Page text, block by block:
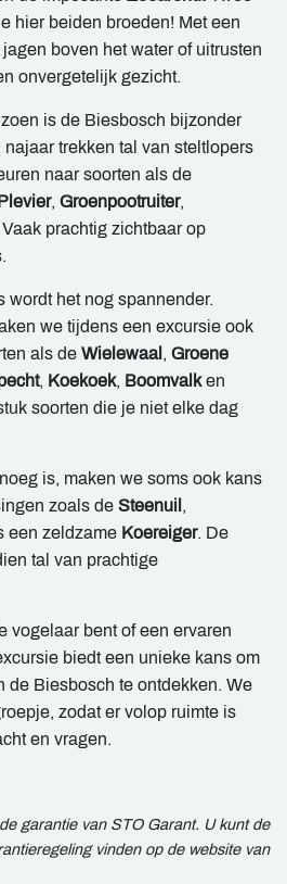
hier beiden broeden! Met een
boven het water of uitrusten
onvergetelijk gezicht.
is de Biesbosch bijzonder
trekken tal van steltlopers
naar soorten als de
, Groenpootruiter,
Vaak prachtig zichtbaar op
wordt het nog spannender.
we tijdens een excursie ook
als de Wielewaal , Groene
, Koekoek, Boomvalken
soorten die je niet elke dag
is, maken we soms ook kans
zoals de Steenuil ,
een zeldzame Koereiger. De
tal van prachtige
vogelaar bent of een ervaren
biedt een unieke kans om
de Biesbosch te ontdekken. We
zodat er volop ruimte is
en vragen.
garantie van STO Garant. U kunt de
vinden op de website van